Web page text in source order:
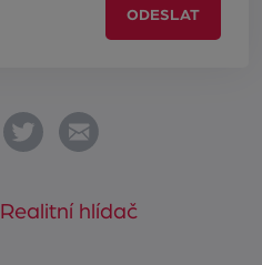
ODESLAT
Realitní hlídač